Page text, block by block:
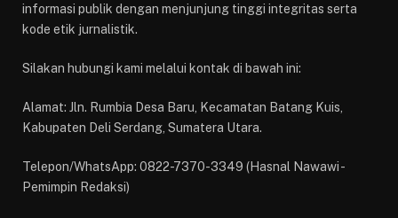
informasi publik dengan menjunjung tinggi integritas serta
kode etik jurnalistik.
Silakan hubungi kami melalui kontak di bawah ini:
Alamat: Jln. Rumbia Desa Baru, Kecamatan Batang Kuis,
Kabupaten Deli Serdang, Sumatera Utara.
Telepon/WhatsApp: 0822-7370-3349 (Hasnal Nawawi -
Pemimpin Redaksi)